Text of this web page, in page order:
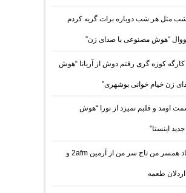
مثل هر شب دوباره برات گریه کردم
“هوش مصنوعی با صدای زن”
کارگه کوزه گری رفتم دوش از آریانا “هوش
زن خیام خوانی بوشهری”
اومد و قلبم نمیزد از نورا “هوش
اینستا”
دانلود آهنگ شاد همسر من تاج سر من از آرمین 2afm و
اردلان طعمه